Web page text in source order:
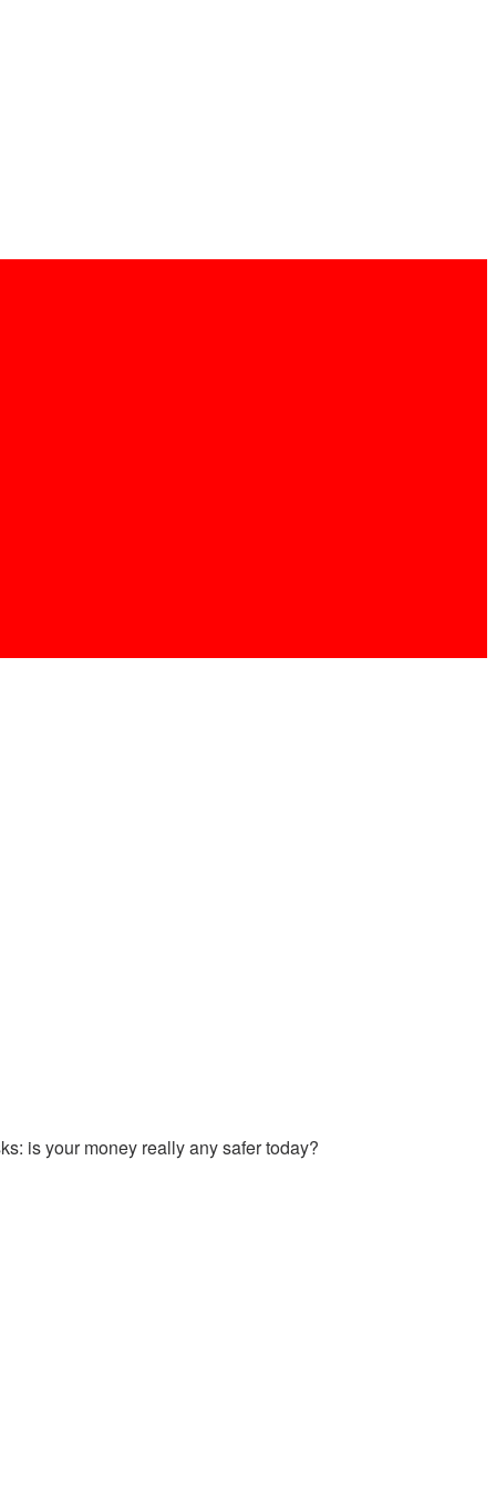
is your money really any safer today?